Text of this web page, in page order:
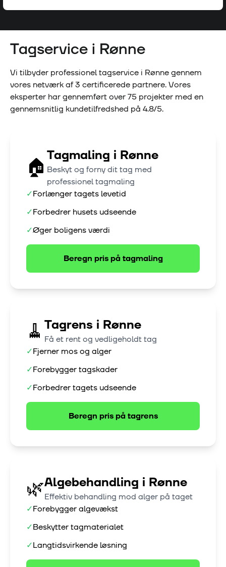
Tagservice i Rønne
Vi tilbyder professionel tagservice i Rønnegennem
vores netværk af3 certificerede partnere. Vores
eksperter har gennemført over75 projekter med en
gennemsnitlig kundetilfredshed på 4.8/5.
🏠 Tagmaling i Rønne
Beskyt og forny dit tag med
professionel tagmaling
✓Forlænger tagets levetid
✓Forbedrer husets udseende
✓Øger boligens værdi
Beregn pris påtagmaling
🧹 Tagrens i Rønne
Få et rent og vedligeholdt tag
✓Fjerner mos og alger
✓Forebygger tagskader
✓Forbedrer tagets udseende
Beregn pris påtagrens
🌿Algebehandling i Rønne
Effektiv behandling mod alger på taget
✓Forebygger algevækst
✓Beskytter tagmaterialet
✓Langtidsvirkende løsning